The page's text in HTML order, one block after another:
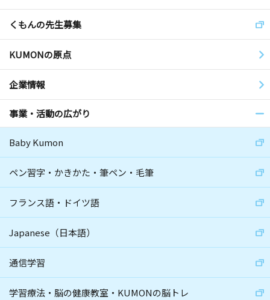
くもんの先生募集
KUMONの原点
企業情報
事業・活動の広がり
Baby Kumon
ペン習字・かきかた・筆ペン・毛筆
フランス語・ドイツ語
Japanese（日本語）
通信学習
学習療法・脳の健康教室・KUMONの脳トレ